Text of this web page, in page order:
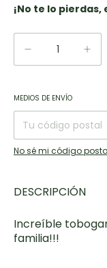
¡No te lo pierdas,
Entregas para el
MEDIOS DE ENVÍO
No sé mi código
DESCRIPCIÓN
Increíble
familia!!!